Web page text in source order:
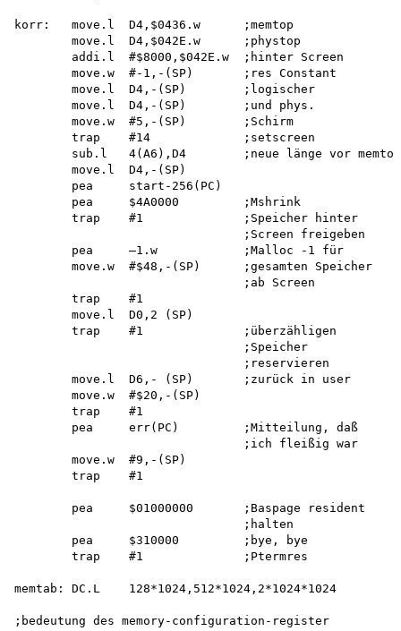
korr:   move.l  D4,$0436.w      ;memtop
        move.l  D4,$042E.w      ;phystop
        addi.l  #$8000,$042E.w  ;hinter Screen
        move.w  #-1,-(SP)       ;res Constant
        move.l  D4,-(SP)        ;logischer
        move.l  D4,-(SP)        ;und phys.
        move.w  #5,-(SP)        ;Schirm
        trap    #14             ;setscreen
        sub.l   4(A6),D4        ;neue länge vor memtop
        move.l  D4,-(SP)
        pea     start-256(PC)
        pea     $4A0000         ;Mshrink
        trap    #1              ;Speicher hinter
                                ;Screen freigeben
        pea     —1.w            ;Malloc -1 für
        move.w  #$48,-(SP)      ;gesamten Speicher
                                ;ab Screen
        trap    #1
        move.l  D0,2 (SP)
        trap    #1              ;überzähligen
                                ;Speicher
                                ;reservieren
        move.l  D6,- (SP)       ;zurück in user
        move.w  #$20,-(SP)
        trap    #1
        pea     err(PC)         ;Mitteilung, daß
                                ;ich fleißig war
        move.w  #9,-(SP)
        trap    #1
        pea     $01000000       ;Baspage resident
                                ;halten
        pea     $310000         ;bye, bye
        trap    #1              ;Ptermres
memtab: DC.L    128*1024,512*1024,2*1024*1024
;bedeutung des memory-configuration-register